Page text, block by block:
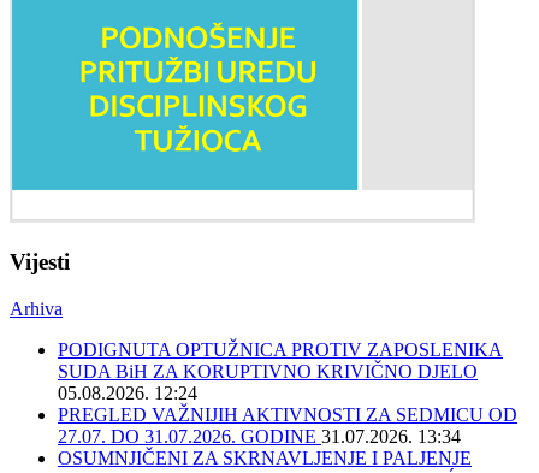
Vijesti
Arhiva
PODIGNUTA OPTUŽNICA PROTIV ZAPOSLENIKA
SUDA BiH ZA KORUPTIVNO KRIVIČNO DJELO
05.08.2026. 12:24
PREGLED VAŽNIJIH AKTIVNOSTI ZA SEDMICU OD
27.07. DO 31.07.2026. GODINE 31.07.2026. 13:34
OSUMNJIČENI ZA SKRNAVLJENJE I PALJENJE